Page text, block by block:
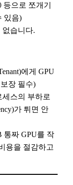
등으로 쪼개기
있음)
없습니다.
에게 GPU
장 필수)
세스의 부하로
가 튀면 안
통짜 GPU를 작
용을 절감하고